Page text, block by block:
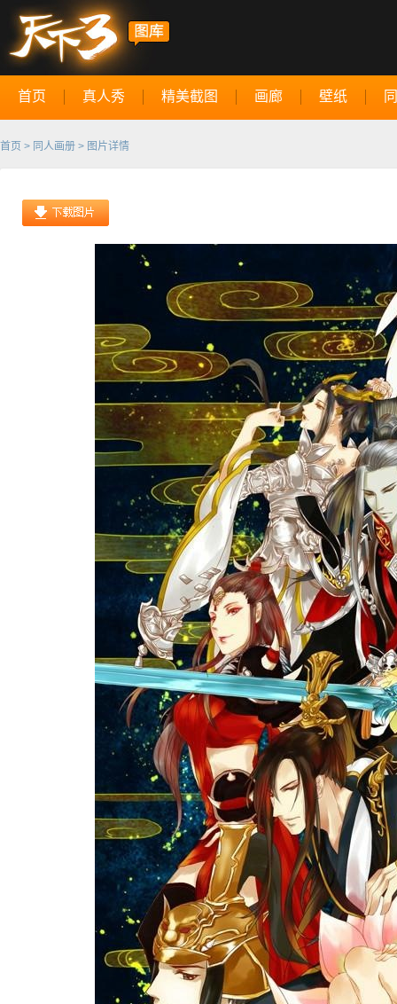
首页 真人秀 精美截图 画廊 壁纸
首页 > 同人画册 > 图片详情